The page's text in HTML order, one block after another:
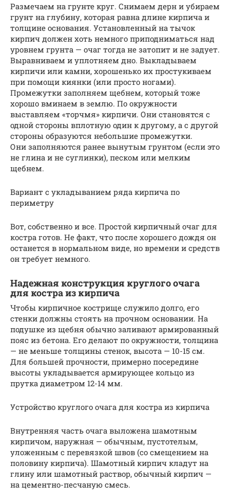
Размечаем на грунте круг. Снимаем дерн и убираем
грунт на глубину, которая равна длине кирпича и
толщине основания. Установленный на тычок
кирпич должен хоть немного приподниматься над
уровнем грунта — очаг тогда не затопит и не задует.
Выравниваем и уплотняем дно. Выкладываем
кирпичи или камни, хорошенько их простукиваем
при помощи киянки (или просто ногами).
Промежутки заполняем щебнем, который тоже
хорошо вминаем в землю. По окружности
выставляем «торчмя» кирпичи. Они становятся с
одной стороны вплотную один к другому, а с другой
стороны образуются небольшие промежутки.
Они заполняются ранее вынутым грунтом (если это
не глина и не суглинки), песком или мелким
щебнем.
Вариант с укладыванием ряда кирпича по
периметру
Вот, собственно и все. Простой кирпичный очаг для
костра готов. Не факт, что после хорошего дождя он
останется в нормальном виде, но времени и средств
он требует немного.
Надежная конструкция круглого очага
для костра из кирпича
Чтобы кирпичное кострище служило долго, его
стенки должны стоять на прочном основании. На
подушке из щебня обычно заливают армированный
пояс из бетона. Его делают по окружности, толщина
— не меньше толщины стенок, высота — 10-15 см.
Для большей прочности, примерно посередине
высоты укладывается армирующее кольцо из
прутка диаметром 12-14 мм.
Устройство круглого очага для костра из кирпича
Внутренняя часть очага выложена шамотным
кирпичом, наружная — обычным, пустотелым,
уложенным с перевязкой швов (со смещением на
половину кирпича). Шамотный кирпич кладут на
глину или шамотный раствор, обычный кирпич —
на цементно-песчаную смесь.